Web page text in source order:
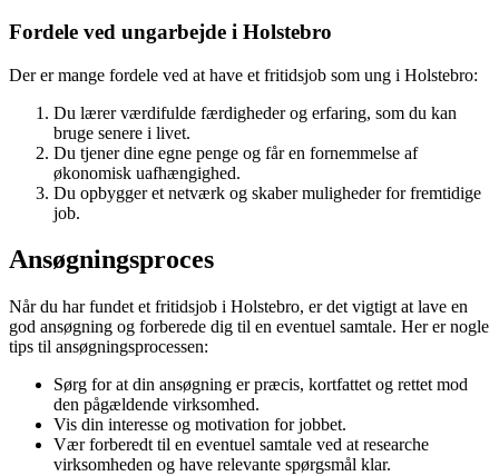
Fordele ved ungarbejde i Holstebro
Der er mange fordele ved at have et fritidsjob som ung i Holstebro:
Du lærer værdifulde færdigheder og erfaring, som du kan
bruge senere i livet.
Du tjener dine egne penge og får en fornemmelse af
økonomisk uafhængighed.
Du opbygger et netværk og skaber muligheder for fremtidige
job.
Ansøgningsproces
Når du har fundet et fritidsjob i Holstebro, er det vigtigt at lave en
god ansøgning og forberede dig til en eventuel samtale. Her er nogle
tips til ansøgningsprocessen:
Sørg for at din ansøgning er præcis, kortfattet og rettet mod
den pågældende virksomhed.
Vis din interesse og motivation for jobbet.
Vær forberedt til en eventuel samtale ved at researche
virksomheden og have relevante spørgsmål klar.